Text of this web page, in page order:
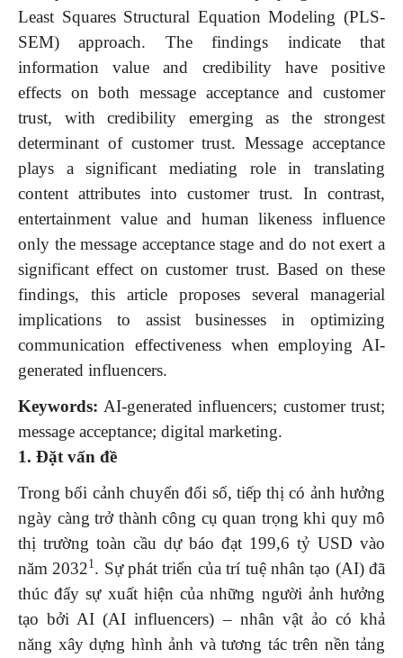
Least Squares Structural Equation Modeling (PLS-
SEM) approach. The findings indicate that
information value and credibility have positive
effects on both message acceptance and customer
trust, with credibility emerging as the strongest
determinant of customer trust. Message acceptance
plays a significant mediating role in translating
content attributes into customer trust. In contrast,
entertainment value and human likeness influence
only the message acceptance stage and do not exert a
significant effect on customer trust. Based on these
findings, this article proposes several managerial
implications to assist businesses in optimizing
communication effectiveness when employing AI-
generated influencers.
Keywords: AI-generated influencers; customer trust;
message acceptance; digital marketing.
1. Đặt vấn đề
Trong bối cảnh chuyển đổi số, tiếp thị có ảnh hưởng
ngày càng trở thành công cụ quan trọng khi quy mô
thị trường toàn cầu dự báo đạt 199,6 tỷ USD vào
năm 20321. Sự phát triển của trí tuệ nhân tạo (AI) đã
thúc đẩy sự xuất hiện của những người ảnh hưởng
tạo bởi AI (AI influencers) – nhân vật ảo có khả
năng xây dựng hình ảnh và tương tác trên nền tảng